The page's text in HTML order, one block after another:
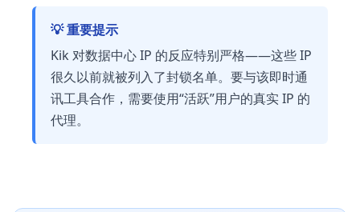
💡 重要提示
Kik 对数据中心 IP 的反应特别严格——这些 IP
很久以前就被列入了封锁名单。要与该即时通
讯工具合作，需要使用“活跃”用户的真实 IP 的
代理。